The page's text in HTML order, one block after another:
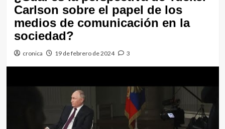
Carlson sobre el papel de los
medios de comunicación en la
sociedad?
cronica 19 de febrero de 2024 3